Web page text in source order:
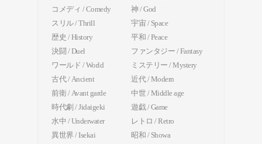
コメディ / Comedy
神 / God
スリル / Thrill
宇宙 / Space
歴史 / History
平和 / Peace
決闘 / Duel
ファンタジー / Fantasy
ワールド / World
ミステリー / Mystery
古代 / Ancient
近代 / Modern
前衛 / Avant garde
中世 / Middle age
時代劇 / Jidaigeki
遊戯 / Game
水中 / Underwater
レトロ / Retro
異世界 / Isekai
昭和 / Showa